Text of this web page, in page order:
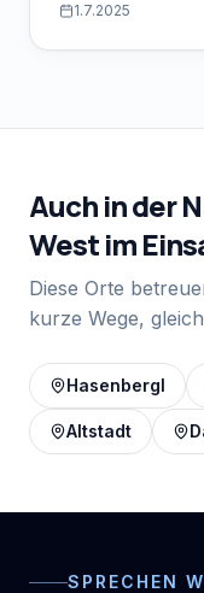
1.7.2025
Auch in der
Westim
Diese Orte
kurze Wege,
Hasenbergl
Altstadt
SPRECHEN